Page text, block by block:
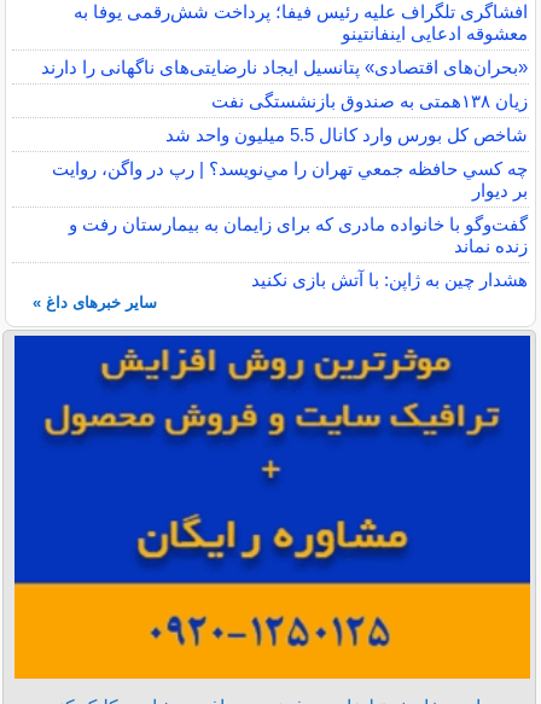
افشاگری تلگراف علیه رئیس فیفا؛ پرداخت شش‌رقمی یوفا به
معشوقه ادعایی اینفانتینو
«بحران‌های اقتصادی» پتانسیل ایجاد نارضایتی‌های ناگهانی را دارند
زیان ۱۳۸همتی به صندوق بازنشستگی نفت
شاخص کل بورس وارد کانال 5.5 میلیون واحد شد
چه كسي حافظه جمعي تهران را مي‌نويسد؟ | رپ در واگن، روايت
بر ديوار
گفت‌وگو با خانواده مادری که برای زایمان به بیمارستان رفت و
زنده نماند
هشدار چین به ژاپن: با آتش بازی نکنید
سایر خبرهای داغ »